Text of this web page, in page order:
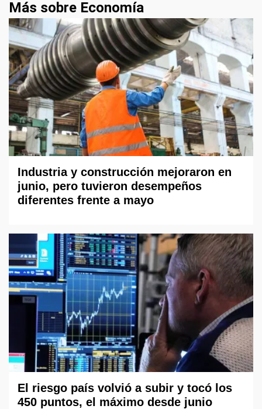
Más sobre Economía
Industria y construcción mejoraron en
junio, pero tuvieron desempeños
diferentes frente a mayo
El riesgo país volvió a subir y tocó los
450 puntos, el máximo desde junio